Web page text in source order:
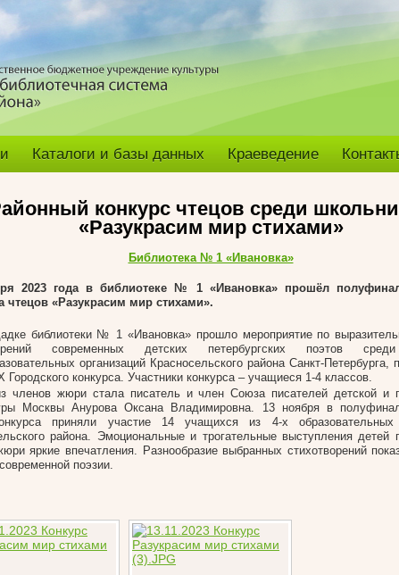
Каталоги и базы данных Краеведение
конкурс чтецов среди
«Разукрасим мир стихами»
Библиотека № 1 «Ивановка»
2023 года в библиотеке № 1 «Ивановка» прошёл
чтецов «Разукрасим мир стихами».
библиотеки № 1 «Ивановка» прошло мероприятие по
современных детских петербургских поэтов
организаций Красносельского района Санкт-Петербурга,
Городского конкурса. Участники конкурса – учащиеся 1-4 классов.
членов жюри стала писатель и член Союза писателей детской и
Москвы Анурова Оксана Владимировна. 13 ноября в
приняли участие 14 учащихся из 4-х образовательных
района. Эмоциональные и трогательные выступления детей
яркие впечатления. Разнообразие выбранных стихотворений
поэзии.